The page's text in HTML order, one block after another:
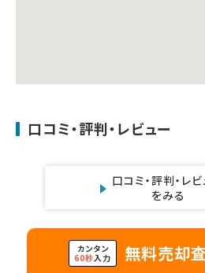
口コミ・評判・レビュー
口コミ・評判・レ
をみる
カンタン
60秒入力 無料売却